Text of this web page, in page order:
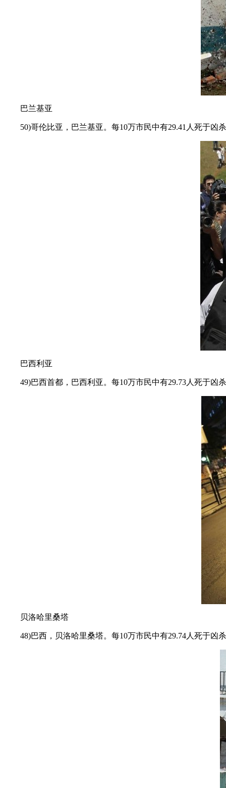
巴兰基亚
50)哥伦比亚，巴兰基亚。每10万市民中有29.41人死于凶
巴西利亚
49)巴西首都，巴西利亚。每10万市民中有29.73人死于凶
贝洛哈里桑塔
48)巴西，贝洛哈里桑塔。每10万市民中有29.74人死于凶